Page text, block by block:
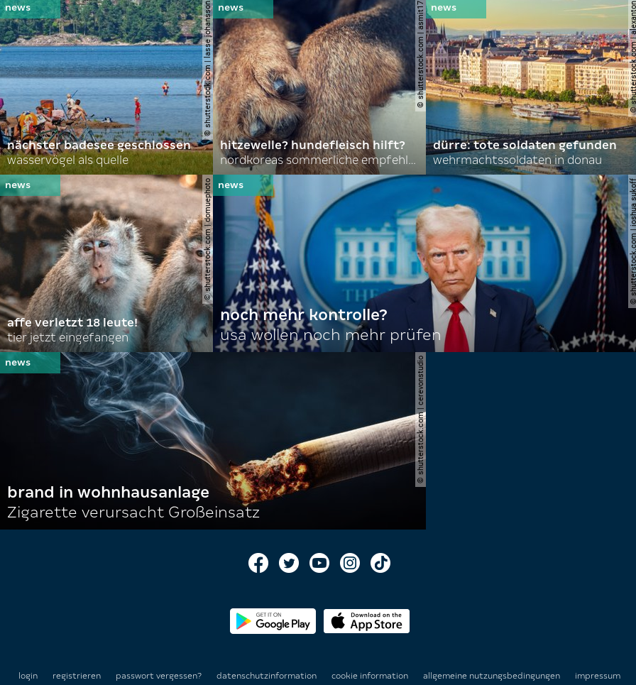
© shutterstock.com | lasse johansson
nächster badesee geschlossen
wasservögel als quelle
© shutterstock.com | asmit17
hitzewelle? hundefleisch hilft?
nordkoreas sommerliche empfehlungen
©
dürre: tote soldaten gefunden
wehrmachtssoldaten in donau
© shutterstock.com | domuephoto
affe verletzt 18 leute!
tier jetzt eingefangen
©
noch mehr kontrolle?
usa wollen noch mehr prüfen
© shutterstock.com | cerevonstudio
brand in wohnhausanlage
Zigarette verursacht Großeinsatz
login registrieren passwort vergessen? datenschutzinformation cookie information allgemeine nutzungsbedingungen impressum